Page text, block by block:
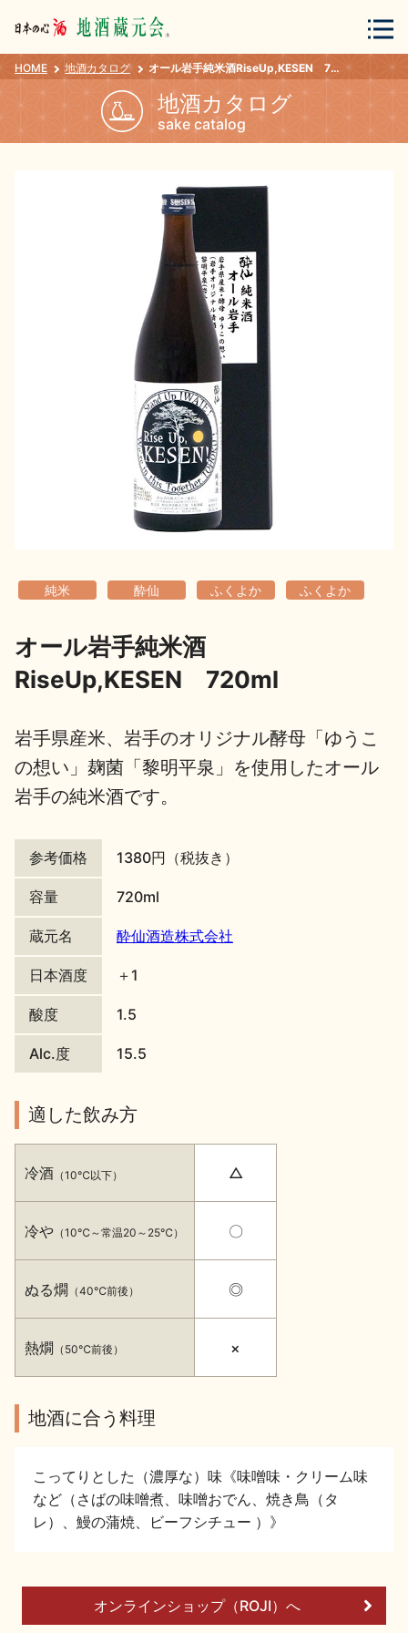
会員登録 ログイン
地酒カタログ
地酒解体新書
地酒川柳
日本酒の楽しみ方特集
地酒・イベント情報
イベント情報TOP 新商品・おすすめ商品
季節の商品 イベント情報
地酒蔵元会WEB展示会 地酒蔵元会利酒会
美味しい地酒の選び方
地酒蔵元会とは
HOME 地酒カタログ オール岩手純米酒RiseUp,KESEN 720ml
地酒カタログ
sake catalog
純米 酔仙 ふくよか ふくよか
オール岩手純米酒
RiseUp,KESEN 720ml
岩手県産米、岩手のオリジナル酵母「ゆうこ
の想い」麹菌「黎明平泉」を使用したオール
岩手の純米酒です。
参考価格 1380円（税抜き）
容量 720ml
蔵元名 酔仙酒造株式会社
日本酒度 ＋1
酸度 1.5
Alc.度 15.5
適した飲み方
冷酒 （10℃以下）
冷や （10℃～常温20～25℃）
ぬる燗 （40℃前後）
熱燗 （50℃前後）
△
〇
◎
×
地酒に合う料理
こってりとした（濃厚な）味《味噌味・クリーム味
など（さばの味噌煮、味噌おでん、焼き鳥（タ
レ）、鰻の蒲焼、ビーフシチュー ）》
オンラインショップ（ROJI）へ